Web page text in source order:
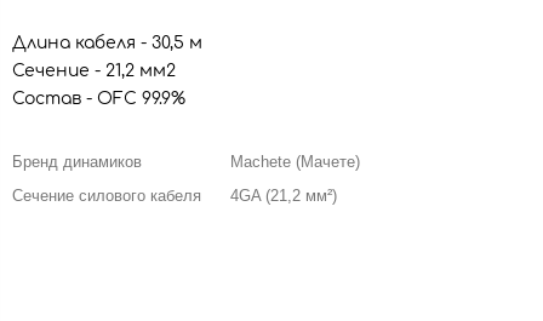
Длина кабеля - 30,5 м
Сечение - 21,2 мм2
Состав - OFC 99.9%
Бренд динамиков
Machete (Мачете)
Сечение силового кабеля
4GA (21,2 мм²)